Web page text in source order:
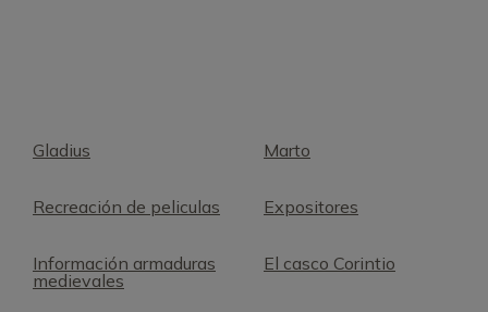
Gladius Marto
Recreación de peliculas Expositores
Información armaduras
medievales
El casco Corintio